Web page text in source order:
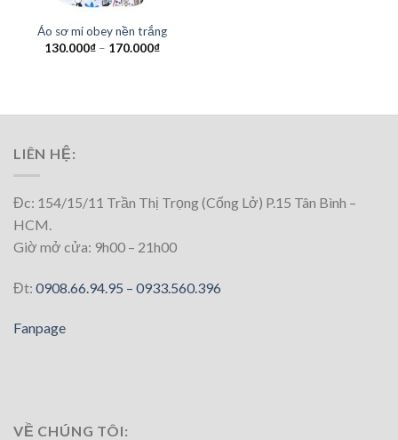
Áo sơ mi obey nền trắng
130.000₫– 170.000₫
LIÊN HỆ:
Đc: 154/15/11 Trần Thị Trọng (Cống Lở) P.15 Tân Bình –
HCM.
Giờ mở cửa: 9h00 – 21h00
Đt: 0908.66.94.95 – 0933.560.396
Fanpage
VỀ CHÚNG TÔI: